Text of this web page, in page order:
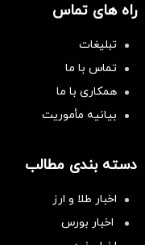
راه های تماس
تبلیغات
تماس با ما
همکاری با ما
بیانیه مأموریت
دسته بندی مطالب
اخبار طلا و ارز
اخبار بورس